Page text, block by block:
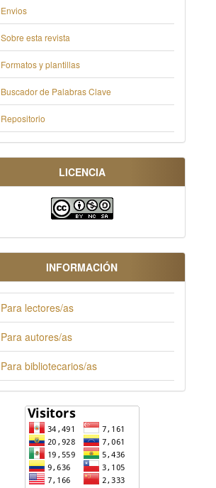
Envios
Sobre esta revista
Formatos y plantillas
Buscador de Palabras Clave
Repositorio
LICENCIA
INFORMACIÓN
Para lectores/as
Para autores/as
Para bibliotecarios/as